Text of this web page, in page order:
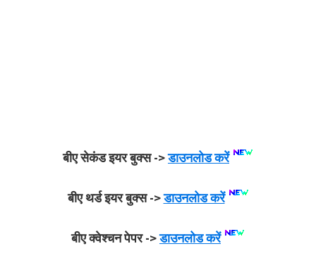
बीए सेकंड इयर बुक्स ->डाउनलोड करें
बीए थर्ड इयर बुक्स ->डाउनलोड करें
बीए क्वेश्चन पेपर ->डाउनलोड करें